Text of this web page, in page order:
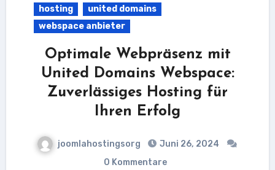
hosting
united domains
webspace anbieter
Optimale Webpräsenz mit
United Domains Webspace:
Zuverlässiges Hosting für
Ihren Erfolg
joomlahostingsorg
Juni 26, 2024
0 Kommentare